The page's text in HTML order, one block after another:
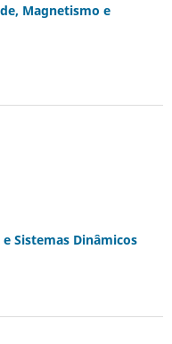
Magnetismo e
Sistemas Dinâmicos